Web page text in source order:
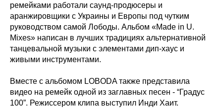
ремейками работали саунд-продюсеры и
аранжировщики с Украины и Европы под чутким
руководством самой Лободы. Альбом «Made in U.
Mixes» написан в лучших традициях альтернативной
танцевальной музыки с элементами дип-хаус и
живыми инструментами.
Вместе с альбомом LOBODA также представила
видео на ремейк одной из заглавных песен - “Градус
100”. Режиссером клипа выступил Инди Хаит.